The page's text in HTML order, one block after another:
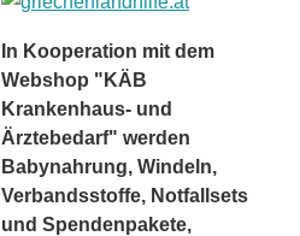
In Kooperation mit dem
Webshop "KÄB
Krankenhaus- und
Ärztebedarf" werden
Babynahrung, Windeln,
Verbandsstoffe, Notfallsets
und Spendenpakete,